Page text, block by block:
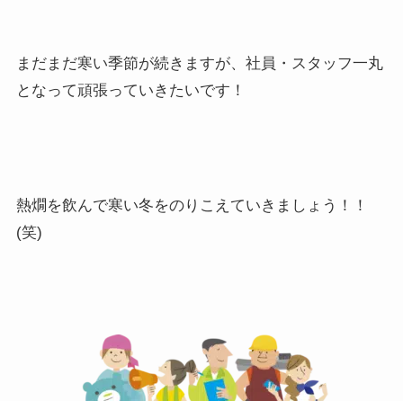
まだまだ寒い季節が続きますが、社員・スタッフ一丸
となって頑張っていきたいです！
熱燗を飲んで寒い冬をのりこえていきましょう！！
(笑)